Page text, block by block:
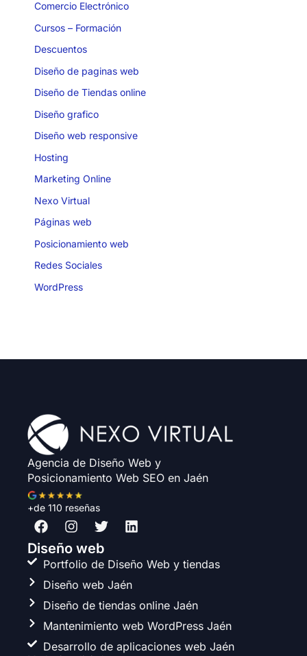
Comercio Electrónico
Cursos – Formación
Descuentos
Diseño de paginas web
Diseño de Tiendas online
Diseño grafico
Diseño web responsive
Hosting
Marketing Online
Nexo Virtual
Páginas web
Posicionamiento web
Redes Sociales
WordPress
Agencia de Diseño Web y
Posicionamiento Web SEO en Jaén
+de 110 reseñas
F
a
c
e
b
o
o
k
I
n
s
t
a
g
r
a
m
T
w
i
t
t
e
r
L
i
k
e
d
i
n
Diseño web
Portfolio de Diseño Web y tiendas
Diseño web Jaén
Diseño de tiendas online Jaén
Mantenimiento web WordPress Jaén
Desarrollo de aplicaciones web Jaén